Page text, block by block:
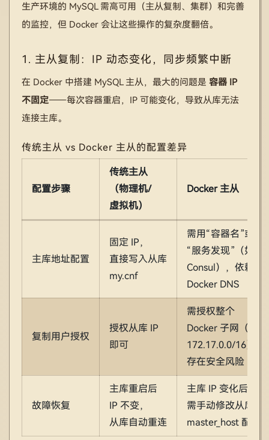
生产环境的 MySQL 需高可用（主从复制、集群）和完善
的监控，但 Docker 会让这些操作的复杂度翻倍。
1. 主从复制：IP 动态变化，同步频繁中断
在 Docker 中搭建 MySQL 主从，最大的问题是 容器 IP
不固定——每次容器重启，IP 可能变化，导致从库无法
连接主库。
传统主从 vs Docker 主从的配置差异
配置步骤
传统主从
（物理机/
虚拟机）
Docker 主从
主库地址配置
固定 IP，
直接写入从库
my.cnf
需用“容器名”或
“服务发现”（如
Consul），依赖
Docker DNS
复制用户授权
授权从库 IP
即可
需授权整个
Docker 子网（如
172.17.0.0/16），
存在安全风险
故障恢复
主库重启后
IP 不变，
从库自动重连
主库 IP 变化后，
需手动修改从库的
master_host 配置